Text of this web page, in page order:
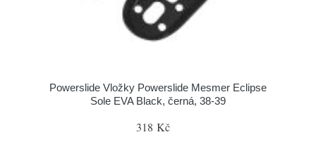
Powerslide Vložky Powerslide Mesmer Eclipse
Sole EVA Black, černá, 38-39
318 Kč